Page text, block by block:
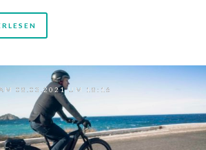
08.03.2021 UM 18:16